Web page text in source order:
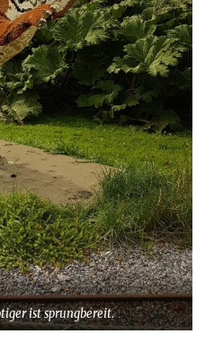
ist sprungbereit.